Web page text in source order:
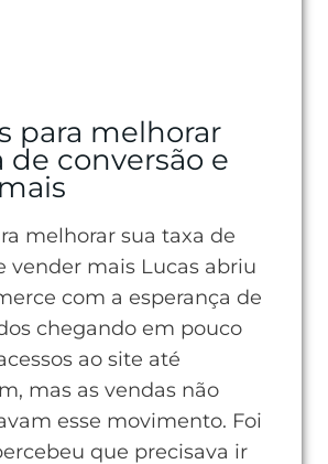
para melhorar
de conversão e
melhorar sua taxa de
vender mais Lucas abriu
com a esperança de
chegando em pouco
ao site até
mas as vendas não
esse movimento. Foi
que precisava ir